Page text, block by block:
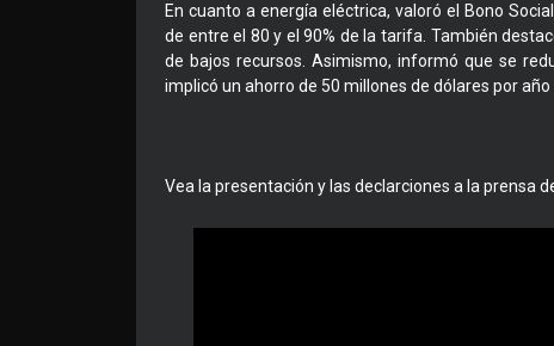
En cuanto a energía eléctrica, valoró el Bono
de entre el 80 y el 90% de la tarifa. También
de bajos recursos. Asimismo, informó que se
implicó un ahorro de 50 millones de dólares por
Vea la presentación y las declarciones a la prensa